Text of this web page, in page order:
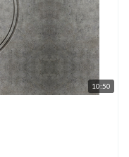
10:50